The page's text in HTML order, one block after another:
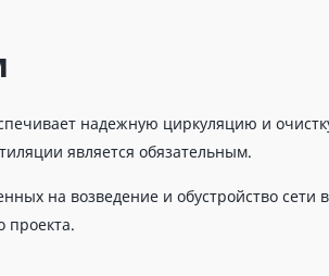
надежную циркуляцию и
является обязательным.
на возведение и обустройство сети
проекта.